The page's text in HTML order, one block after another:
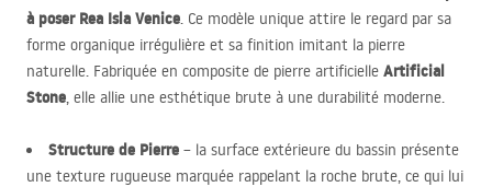
à poser Rea Isla Venice. Ce modèle unique attire le regard par sa
forme organique irrégulière et sa finition imitant la pierre
naturelle. Fabriquée en composite de pierre artificielle Artificial
Stone, elle allie une esthétique brute à une durabilité moderne.
Structure de Pierre – la surface extérieure du bassin présente
une texture rugueuse marquée rappelant la roche brute, ce qui lui